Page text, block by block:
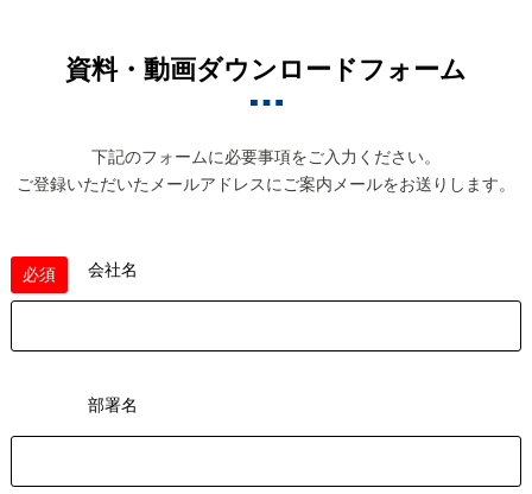
資料・動画ダウンロードフォーム
下記のフォームに必要事項をご入力ください。
ご登録いただいたメールアドレスにご案内メールをお送りします。
必須 会社名
部署名